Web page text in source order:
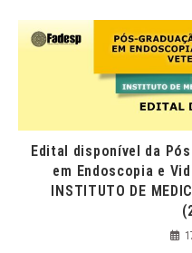
Edital disponível da
em Endoscopia e
INSTITUTO DE